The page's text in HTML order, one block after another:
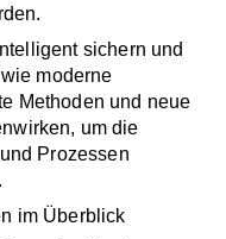
sichern und
moderne
Methoden und neue
um die
Prozessen
im Überblick